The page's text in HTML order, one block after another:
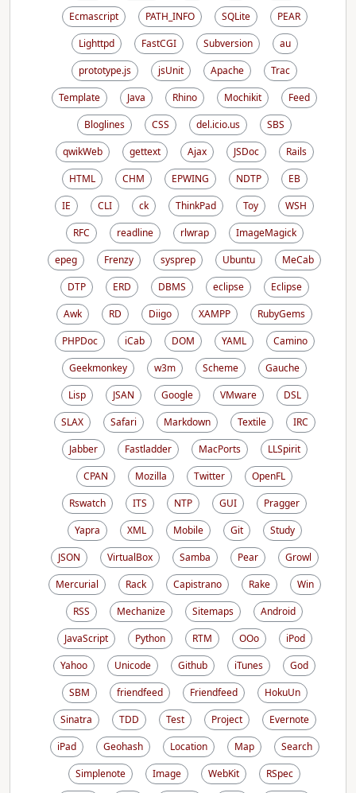
Ecmascript
PATH_INFO SQLite
PEAR
Lighttpd
FastCGI Subversion
au
prototype.js
jsUnit Apache
Trac
Template
Java Rhino Mochikit
Feed
Bloglines
CSS del.icio.us
SBS
qwikWeb
gettext Ajax JSDoc
Rails
HTML
CHM EPWING NDTP
EB
IE
CLI ck ThinkPad Toy
WSH
RFC
readline rlwrap
ImageMagick
epeg
Frenzy sysprep Ubuntu
MeCab
DTP
ERD DBMS eclipse
Eclipse
Awk
RD Diigo XAMPP
RubyGems
PHPDoc
iCab DOM YAML
Camino
Geekmonkey
w3m Scheme
Gauche
Lisp
JSAN Google VMware
DSL
SLAX
Safari Markdown Textile
IRC
Jabber
Fastladder MacPorts
LLSpirit
CPAN
Mozilla Twitter
OpenFL
Rswatch
ITS NTP GUI
Pragger
Yapra
XML Mobile Git
Study
JSON
VirtualBox Samba Pear
Growl
Mercurial
Rack Capistrano Rake
Win
RSS
Mechanize Sitemaps
Android
JavaScript
Python RTM OOo
iPod
Yahoo
Unicode Github iTunes
God
SBM
friendfeed Friendfeed
HokuUn
Sinatra
TDD Test Project
Evernote
iPad
Geohash Location Map
Search
Simplenote
Image WebKit
RSpec